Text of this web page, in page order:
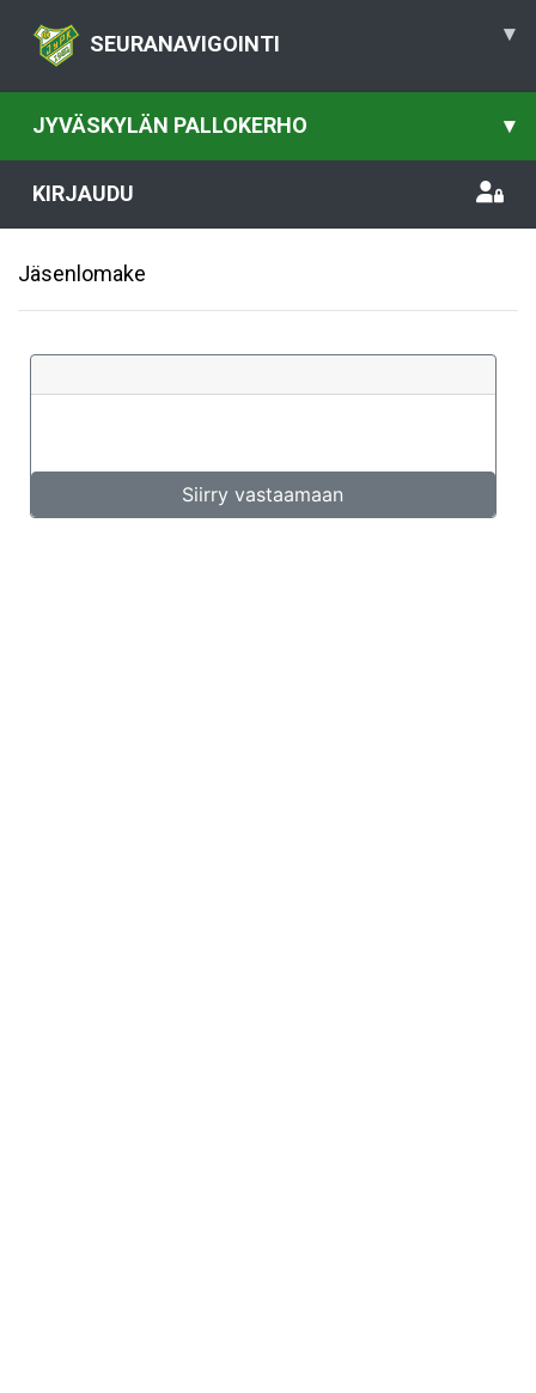
SEURANAVIGOINTI ▾
JYVÄSKYLÄN PALLOKERHO ▾
KIRJAUDU
Jäsenlomake